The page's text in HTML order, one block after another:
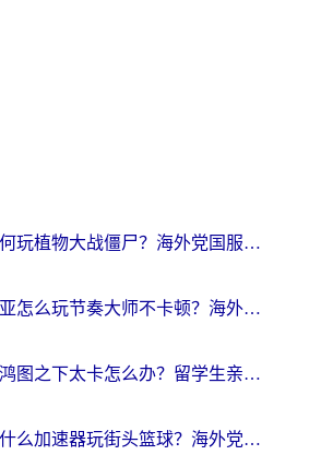
欧洲如何玩植物大战僵尸？海外党国服游戏加速避坑指南（附实测对比）
澳大利亚怎么玩节奏大师不卡顿？海外党国服游戏加速终极指南
国外打鸿图之下太卡怎么办？留学生亲测有效的国服游戏加速方案
日本用什么加速器玩街头篮球？海外党国服游戏不卡顿的终极攻略